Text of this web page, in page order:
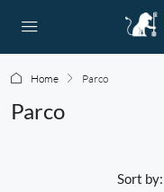
Home Parco
Parco
Sort by: